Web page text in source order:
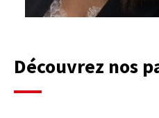
Découvrez nos